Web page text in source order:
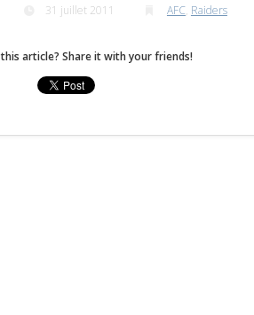
31 juillet 2011 AFC, Raiders
article? Share it with your friends!